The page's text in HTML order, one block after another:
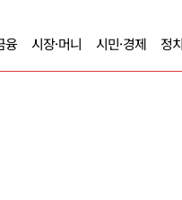
융 시장·머니 시민·경제 정